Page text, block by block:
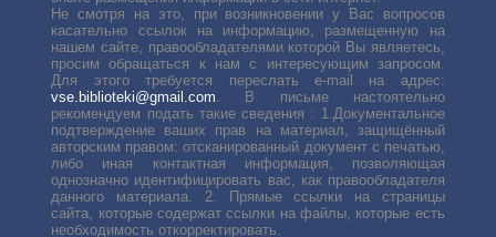
Не смотря на это, при возникновении у Вас вопросов
касательно ссылок на информацию, размещенную на
нашем сайте, правообладателями которой Вы являетесь,
просим обращаться к нам с интересующим запросом.
Для этого требуется переслать е-mail на адрес:
vse.biblioteki@gmail.com . В письме настоятельно
рекомендуем подать такие сведения : 1.Документальное
подтверждение ваших прав на материал, защищённый
авторским правом: отсканированный документ с печатью,
либо иная контактная информация, позволяющая
однозначно идентифицировать вас, как правообладателя
данного материала. 2. Прямые ссылки на страницы
сайта, которые содержат ссылки на файлы, которые есть
необходимость откорректировать.